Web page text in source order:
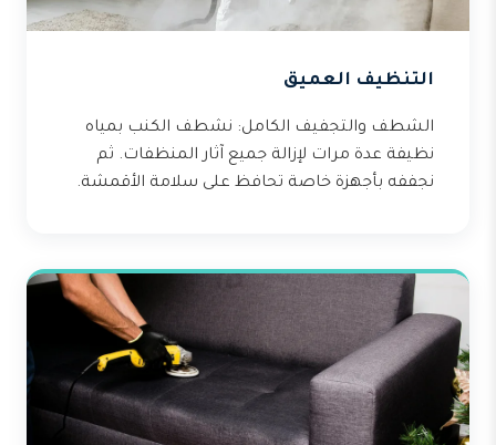
التنظيف العميق
الشطف والتجفيف الكامل: نشطف الكنب بمياه
نظيفة عدة مرات لإزالة جميع آثار المنظفات. ثم
نجففه بأجهزة خاصة تحافظ على سلامة الأقمشة.